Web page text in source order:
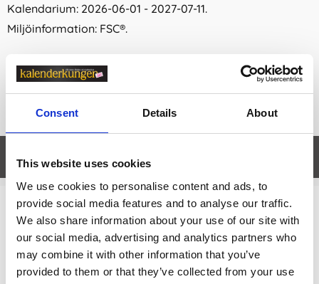
Consent Details About
This website uses cookies
We use cookies to personalise content and ads, to
provide social media features and to analyse our traffic.
We also share information about your use of our site with
our social media, advertising and analytics partners who
may combine it with other information that you’ve
provided to them or that they’ve collected from your use
Kalendarium: 2026-06-01 - 2027-07-11.
Miljöinformation: FSC®.
Egenskaper
Relaterade kategorier
Skolkalender
Skolkalender /Elevkalendrar övriga